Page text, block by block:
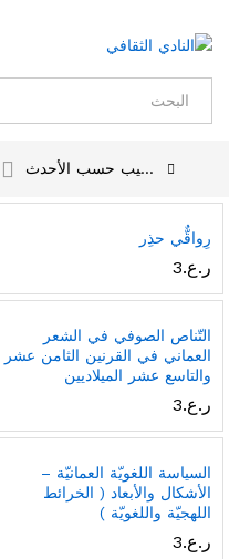
ترتيب حسب الأحدث
رِواقٌّي حذِر
ر.ع.3
التّناص الصوفي في الشعر
العماني في القرنين الثامن عشر
والتاسع عشر الميلاديين
ر.ع.3
السياسة اللغويّة العمانيّة –
الأشكال والأبعاد ( الخرائط
اللهجيّة واللغويّة )
ر.ع.3